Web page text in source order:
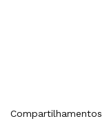
Compartilhamentos